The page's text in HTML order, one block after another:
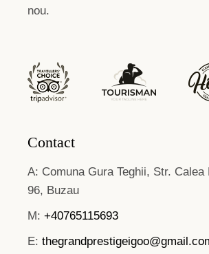
nou.
Contact
A: Comuna Gura Teghii, Str. Calea
96, Buzau
M:+40765115693
E: